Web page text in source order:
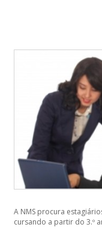
A NMS procura
cursando a partir do 3.º